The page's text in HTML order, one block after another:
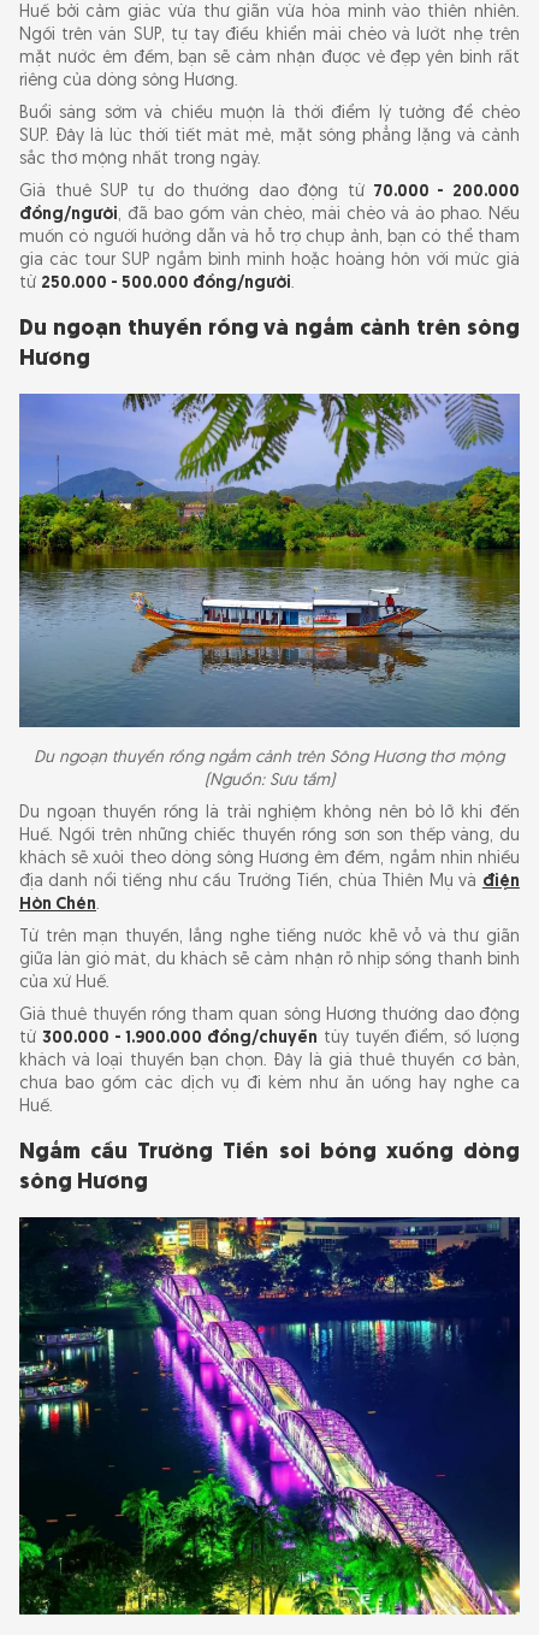
Huế bởi cảm giác vừa thư giãn vừa hòa mình vào thiên nhiên.
Ngồi trên ván SUP, tự tay điều khiển mái chèo và lướt nhẹ trên
mặt nước êm đềm, bạn sẽ cảm nhận được vẻ đẹp yên bình rất
riêng của dòng sông Hương.
Buổi sáng sớm và chiều muộn là thời điểm lý tưởng để chèo
SUP. Đây là lúc thời tiết mát mẻ, mặt sông phẳng lặng và cảnh
sắc thơ mộng nhất trong ngày.
Giá thuê SUP tự do thường dao động từ 70.000 - 200.000
đồng/người, đã bao gồm ván chèo, mái chèo và áo phao. Nếu
muốn có người hướng dẫn và hỗ trợ chụp ảnh, bạn có thể tham
gia các tour SUP ngắm bình minh hoặc hoàng hôn với mức giá
từ 250.000 - 500.000 đồng/người.
Du ngoạn thuyền rồng và ngắm cảnh trên sông
Hương
Du ngoạn thuyền rồng ngắm cảnh trên Sông Hương thơ mộng
(Nguồn: Sưu tầm)
Du ngoạn thuyền rồng là trải nghiệm không nên bỏ lỡ khi đến
Huế. Ngồi trên những chiếc thuyền rồng sơn son thếp vàng, du
khách sẽ xuôi theo dòng sông Hương êm đềm, ngắm nhìn nhiều
địa danh nổi tiếng như cầu Trường Tiền, chùa Thiên Mụ và điện
Hòn Chén.
Từ trên mạn thuyền, lắng nghe tiếng nước khẽ vỗ và thư giãn
giữa làn gió mát, du khách sẽ cảm nhận rõ nhịp sống thanh bình
của xứ Huế.
Giá thuê thuyền rồng tham quan sông Hương thường dao động
từ 300.000 - 1.900.000 đồng/chuyến tùy tuyến điểm, số lượng
khách và loại thuyền bạn chọn. Đây là giá thuê thuyền cơ bản,
chưa bao gồm các dịch vụ đi kèm như ăn uống hay nghe ca
Huế.
Ngắm cầu Trường Tiền soi bóng xuống dòng
sông Hương